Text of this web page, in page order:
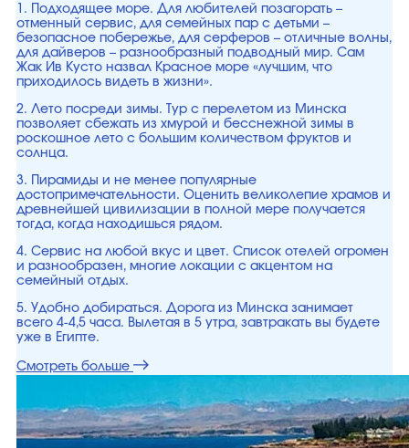
1. Подходящее море. Для любителей позагорать –
отменный сервис, для семейных пар с детьми –
безопасное побережье, для серферов – отличные волны,
для дайверов – разнообразный подводный мир. Сам
Жак Ив Кусто назвал Красное море «лучшим, что
приходилось видеть в жизни».
2. Лето посреди зимы. Тур с перелетом из Минска
позволяет сбежать из хмурой и бесснежной зимы в
роскошное лето с большим количеством фруктов и
солнца.
3. Пирамиды и не менее популярные
достопримечательности. Оценить великолепие храмов и
древнейшей цивилизации в полной мере получается
тогда, когда находишься рядом.
4. Сервис на любой вкус и цвет. Список отелей огромен
и разнообразен, многие локации с акцентом на
семейный отдых.
5. Удобно добираться. Дорога из Минска занимает
всего 4-4,5 часа. Вылетая в 5 утра, завтракать вы будете
уже в Египте.
Смотреть больше